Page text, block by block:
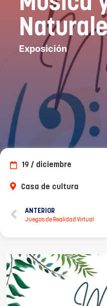
Exposición
19 / diciembre
Casa de cultura
ANTERIOR
Juegos de Realidad Virtual